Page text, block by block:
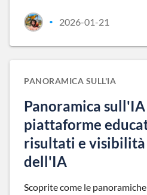
• 2026-01-21
PANORAMICA SULL'IA
Panoramica
piattaforme
risultati e
dell'IA
Scoprite come le